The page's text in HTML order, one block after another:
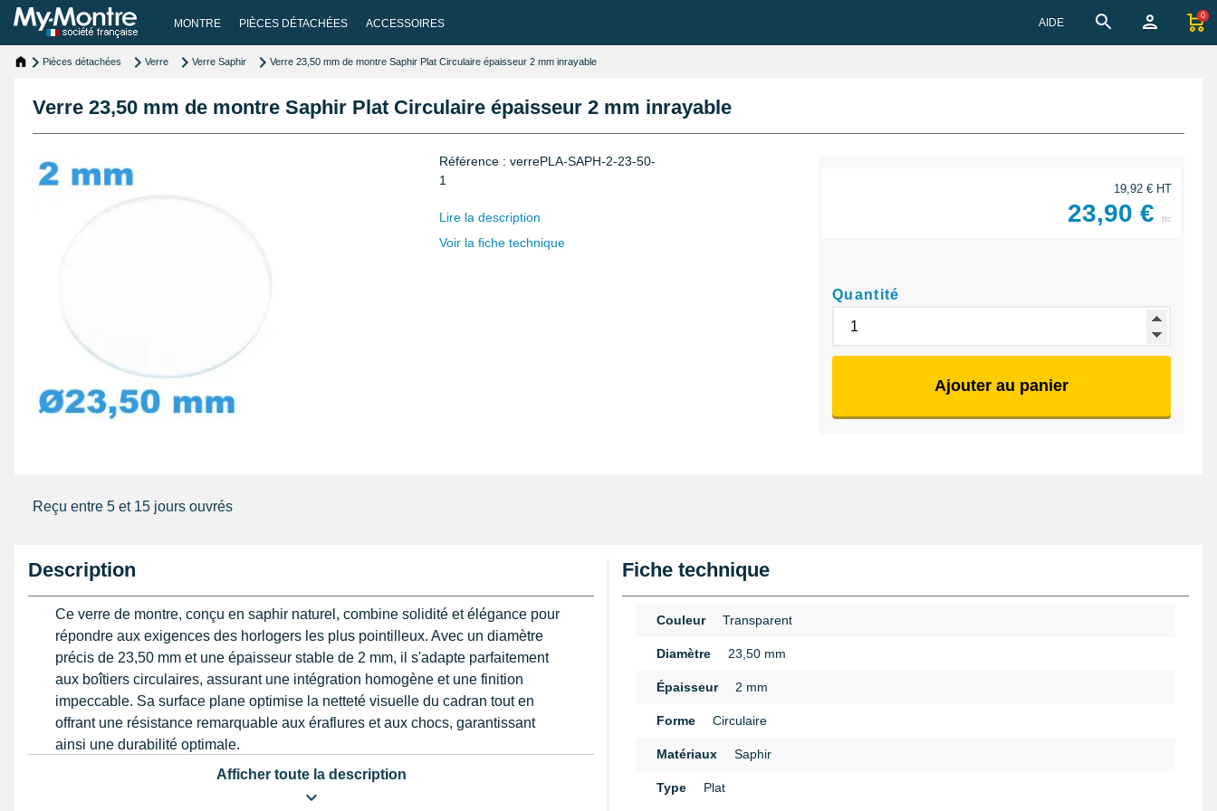
MONTRE PIÈCES DÉTACHÉES ACCESSOIRES AIDE
0
Pièces détachées Verre Verre Saphir Verre 23,50 mm de montre Saphir Plat Circulaire épaisseur 2 mm inrayable
Verre 23,50 mm de montre Saphir Plat Circulaire épaisseur 2 mm inrayable
Référence : verrePLA-SAPH-2-23-50-
1
Lire la description
Voir la fiche technique
19,92 € HT
23,90 € ttc
Quantité
Ajouter au panier
Reçu entre 5 et 15 jours ouvrés
Description
Ce verre de montre, conçu en saphir naturel, combine solidité et élégance pour
répondre aux exigences des horlogers les plus pointilleux. Avec un diamètre
précis de 23,50 mm et une épaisseur stable de 2 mm, il s'adapte parfaitement
aux boîtiers circulaires, assurant une intégration homogène et une finition
impeccable. Sa surface plane optimise la netteté visuelle du cadran tout en
offrant une résistance remarquable aux éraflures et aux chocs, garantissant
ainsi une durabilité optimale.
Pour les collectionneurs ou professionnels qui préparent la restauration d'une
montre ancienne ou la mise à niveau d’un modèle moderne, un choix rigoureux
Afficher toute la description
Fiche technique
Couleur Transparent
Diamètre 23,50 mm
Épaisseur 2 mm
Forme Circulaire
Matériaux Saphir
Type Plat